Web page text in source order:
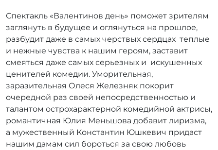
Спектакль «Валентинов день» поможет зрителям
заглянуть в будущее и оглянуться на прошлое,
разбудит даже в самых черствых сердцах теплые
и нежные чувства к нашим героям, заставит
смеяться даже самых серьезных и искушенных
ценителей комедии. Уморительная,
заразительная Олеся Железняк покорит
очередной раз своей непосредственностью и
талантом острохарактерной комедийной актрисы,
романтичная Юлия Меньшова добавит лиризма,
а мужественный Константин Юшкевич придаст
нашим дамам сил бороться за свою любовь